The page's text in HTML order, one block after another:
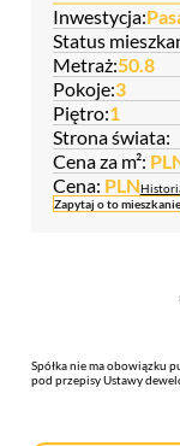
Inwestycja:
Status
Metraż:50.8
Pokoje:3
Piętro:1
Strona świata:
Cena za m²:
Cena: PLN
Zapytaj o to mieszkanie
Spółka nie ma obowiązku
pod przepisy Ustawy